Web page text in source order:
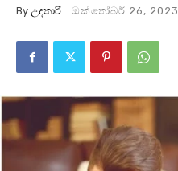
By උදතාරි ඔක්තෝබර් 26, 2023